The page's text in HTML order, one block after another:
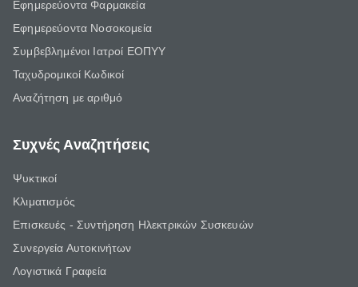
Εφημερεύοντα Φαρμακεία
Εφημερεύοντα Νοσοκομεία
Συμβεβλημένοι Ιατροί ΕΟΠΥΥ
Ταχυδρομικοί Κωδικοί
Αναζήτηση με αριθμό
Συχνές Αναζητήσεις
Ψυκτικοί
Κλιματισμός
Επισκευές - Συντήρηση Ηλεκτρικών Συσκευών
Συνεργεία Αυτοκινήτων
Λογιστικά Γραφεία